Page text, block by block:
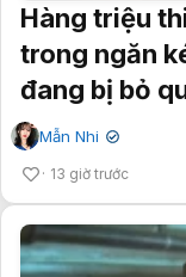
Hàng triệu
trong ngăn
đang bị bỏ
Mẫn Nhi ✔
13 giờ trước